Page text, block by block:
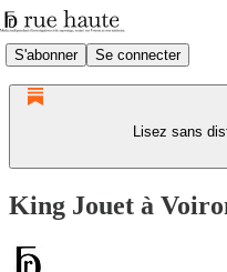
S'abonner Se connecter
Lisez sans
King Jouet à